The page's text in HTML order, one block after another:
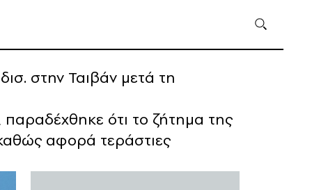
στην Ταιβάν μετά τη
ότι το ζήτημα της
αφορά τεράστιες